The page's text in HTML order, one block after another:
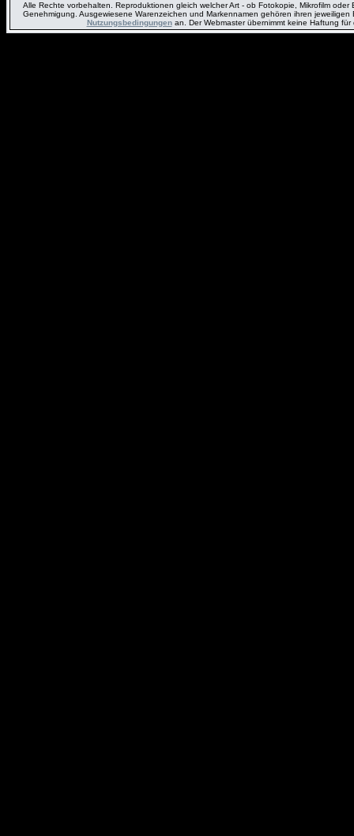
Alle Rechte vorbehalten. Reproduktionen gleich welcher Art - ob Fotokopie, Mikrofilm
Genehmigung. Ausgewiesene Warenzeichen und Markennamen gehören ihren
Nutzungsbedingungenan. Der Webmaster übernimmt keine Haftung